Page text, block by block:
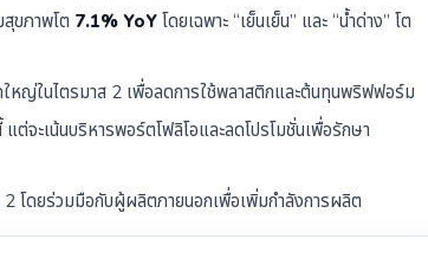
ขภาพโต 7.1% YoY โดยเฉพาะ “เย็นเย็น” และ “น้ำด่าง” โต
หญ่ในไตรมาส 2 เพื่อลดการใช้พลาสติกและต้นทุนพริฟฟอร์ม
ต่จะเน้นบริหารพอร์ตโฟลิโอและลดโปรโมชั่นเพื่อรักษา
2 โดยร่วมมือกับผู้ผลิตภายนอกเพื่อเพิ่มกำลังการผลิต